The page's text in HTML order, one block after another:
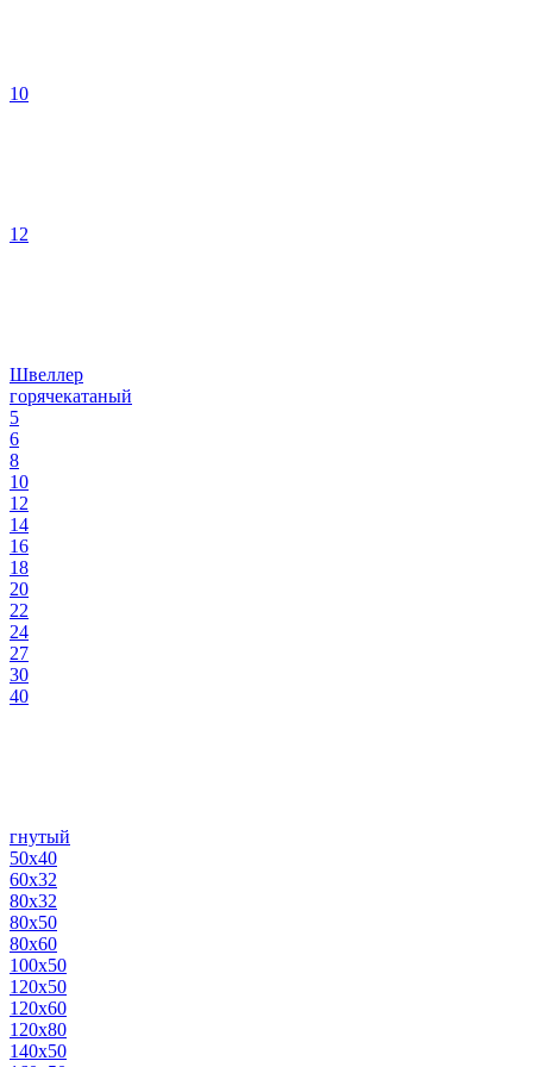
10
12
Швеллер
горячекатаный
5
6
8
10
12
14
16
18
20
22
24
27
30
40
гнутый
50х40
60х32
80х32
80х50
80х60
100х50
120х50
120х60
120х80
140х50